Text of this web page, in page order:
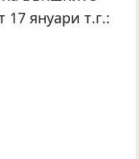
17 януари т.г.: